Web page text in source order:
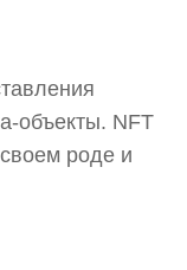
объекты. NFT
роде и